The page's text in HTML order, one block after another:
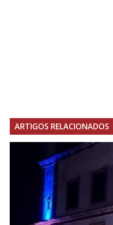
ARTIGOS RELACIONADOS